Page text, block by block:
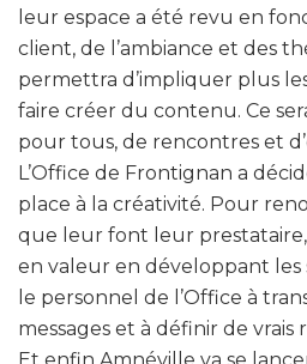
leur espace a été revu en
client, de l’ambiance et des
permettra d’impliquer plus
faire créer du contenu. Ce
pour tous, de rencontres et
L’Office de Frontignan a
place à la créativité. Pour
que leur font leur prestataire,
en valeur en développant les
le personnel de l’Office à
messages et à définir de vrais